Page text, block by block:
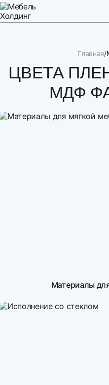
Главная
ЦВЕТА
МДФ
Материалы